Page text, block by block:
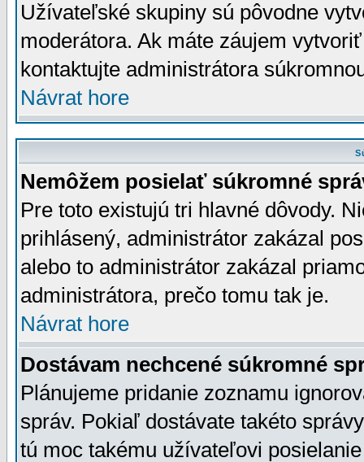
Užívateľské skupiny sú pôvodne
moderátora. Ak máte záujem
kontaktujte administrátora
Návrat hore
Nemôžem posielať súkromné
Pre toto existujú tri hlavné dôvody.
prihlásený, administrátor zakázal
alebo to administrátor zakázal
administrátora, prečo tomu tak je.
Návrat hore
Dostávam nechcené súkromné
Plánujeme pridanie zoznamu
správ. Pokiaľ dostávate takéto
tú moc takému užívateľovi